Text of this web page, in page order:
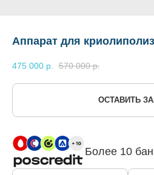
Аппарат для
475 000 р. 570 000 р.
ОСТАВИТЬ
Более 10